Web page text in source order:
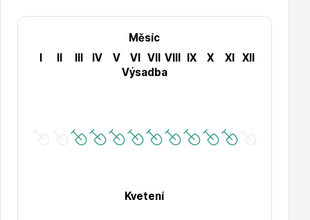
Azalky a rododendrony
Měsíc
I
II III IV V VI VII VIII IX X XI
XII
Výsadba
Kvetení